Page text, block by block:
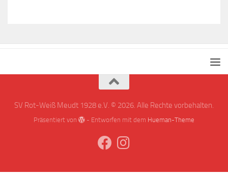
SV Rot-Weiß Meudt 1928 e.V. © 2026. Alle Rechte vorbehalten.
Präsentiert von - Entworfen mit dem Hueman-Theme